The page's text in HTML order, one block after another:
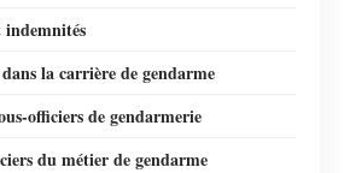
indemnités
la carrière de gendarme
officiers de gendarmerie
du métier de gendarme